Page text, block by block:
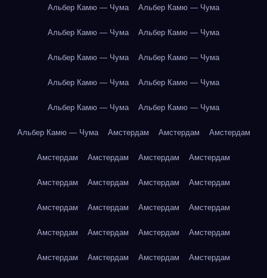
Альбер Камю — Чума Альбер Камю — Чума
Альбер Камю — Чума Альбер Камю — Чума
Альбер Камю — Чума Альбер Камю — Чума
Альбер Камю — Чума Альбер Камю — Чума
Альбер Камю — Чума Альбер Камю — Чума
Альбер Камю — Чума Амстердам Амстердам Амстердам
Амстердам Амстердам Амстердам Амстердам
Амстердам Амстердам Амстердам Амстердам
Амстердам Амстердам Амстердам Амстердам
Амстердам Амстердам Амстердам Амстердам
Амстердам Амстердам Амстердам Амстердам